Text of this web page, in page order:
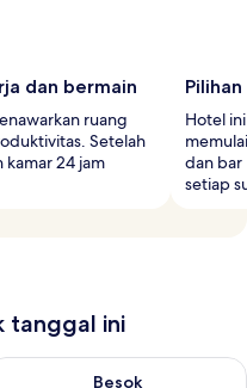
dan bermain
ruang
Setelah
kamar 24 jam
Hotel
dan bar
setiap
tanggal ini
Agu 7 - Agu 8
Besok
ketersediaan untuk